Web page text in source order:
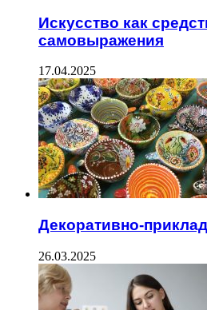
Искусство как
самовыражения
17.04.2025
Декоративно-
26.03.2025